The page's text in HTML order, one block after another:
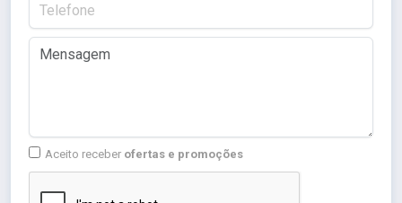
Aceito receber ofertas e promoções